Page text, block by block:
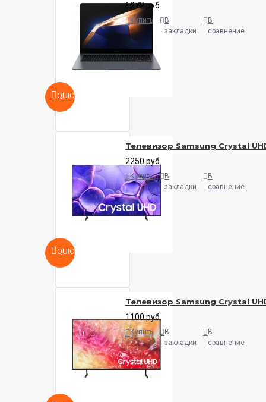
QUICKVIEW
6872 руб.
Купить
В
закладки
В
сравнение
QUICKVIEW
Телевизор Samsung Crystal
2250 руб.
Купить
В
закладки
В
сравнение
Телевизор Samsung Crystal
1100 руб.
Купить
В
закладки
В
сравнение